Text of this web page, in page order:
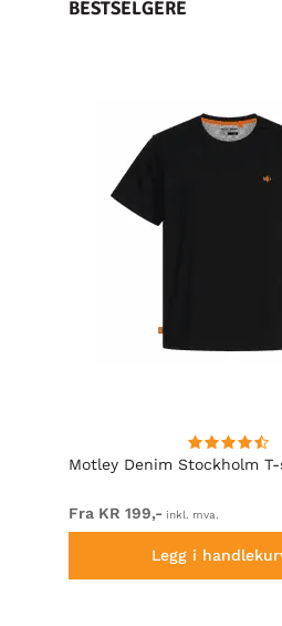
BESTSELGERE
Motley Denim Stockholm
Fra KR 199,- inkl. mva.
Legg i